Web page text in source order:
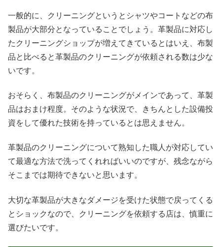
一般的に、クリーニングというとシャツやコートなどの布
製品が大部分となっていることでしょう。革製品に対応し
たクリーニングショップが増えてきているとはいえ、布製
品と比べると革製品のクリーニングが依頼される数は少な
いです。
おそらく、布製品のクリーニングがメインであって、革製
品はおまけ程度。そのような状況で、きちんとした設備投
資をして優れた技術を持っているとは思えません。
革製品のクリーニングについて熟知した職人が対応してい
て最適な方法で洗ってくれればいいのですが、残念ながら
そこまでは期待できないと思います。
大切な革製品が大きなダメージを受けた状態で戻ってくる
とショックなので、クリーニングを依頼する店は、慎重に
選びたいです。